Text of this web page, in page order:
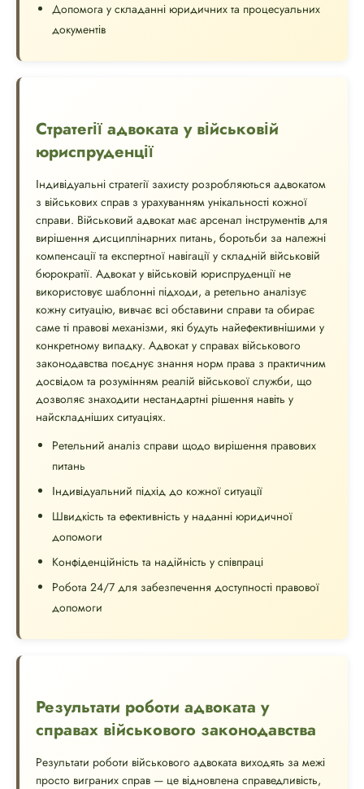
Допомога у складанні юридичних та процесуальних
документів
Стратегії адвоката у військовій
юриспруденції
Індивідуальні стратегії захисту розробляються адвокатом
з військових справ з урахуванням унікальності кожної
справи. Військовий адвокат має арсенал інструментів для
вирішення дисциплінарних питань, боротьби за належні
компенсації та експертної навігації у складній військовій
бюрократії. Адвокат у військовій юриспруденції не
використовує шаблонні підходи, а ретельно аналізує
кожну ситуацію, вивчає всі обставини справи та обирає
саме ті правові механізми, які будуть найефективнішими у
конкретному випадку. Адвокат у справах військового
законодавства поєднує знання норм права з практичним
досвідом та розумінням реалій військової служби, що
дозволяє знаходити нестандартні рішення навіть у
найскладніших ситуаціях.
Ретельний аналіз справи щодо вирішення правових
питань
Індивідуальний підхід до кожної ситуації
Швидкість та ефективність у наданні юридичної
допомоги
Конфіденційність та надійність у співпраці
Робота 24/7 для забезпечення доступності правової
допомоги
Результати роботи адвоката у
справах військового законодавства
Результати роботи військового адвоката виходять за межі
просто виграних справ — це відновлена ​​справедливість,